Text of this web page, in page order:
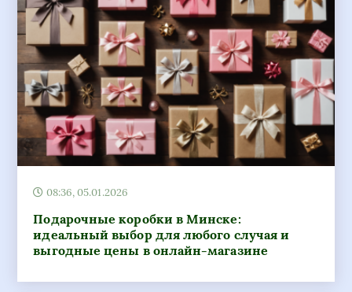
08:36, 05.01.2026
Подарочные коробки в Минске:
идеальный выбор для любого случая и
выгодные цены в онлайн-магазине